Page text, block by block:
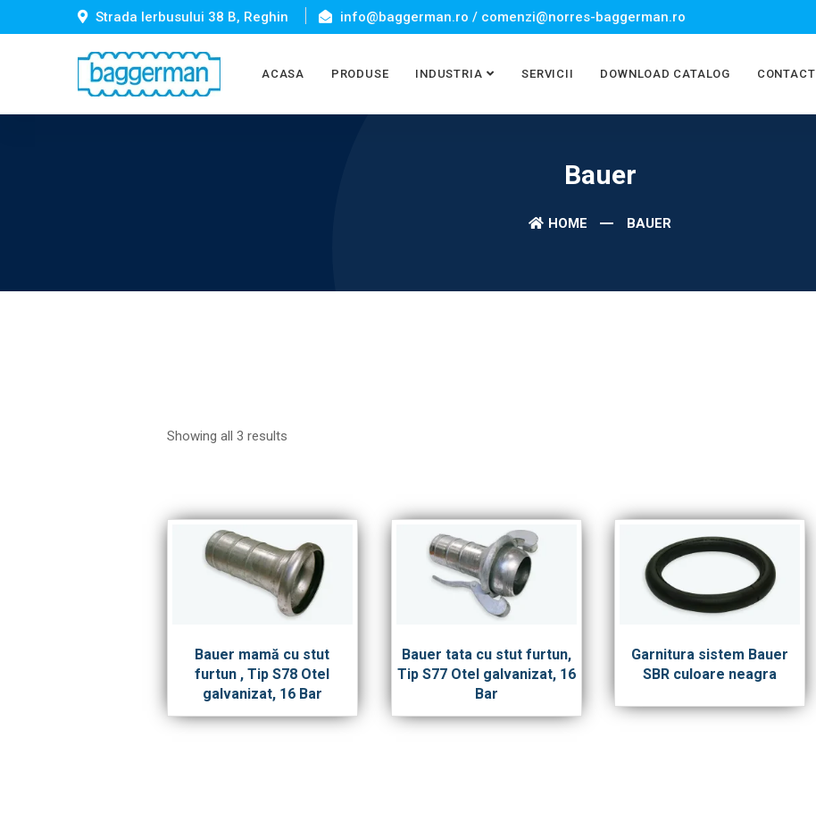
Strada Ierbusului 38 B, Reghin info@baggerman.ro / comenzi@norres-baggerman.ro
ACASA PRODUSE INDUSTRIA SERVICII DOWNLOAD CATALOG CONTACT
Bauer
HOME BAUER
Showing all 3 results
Bauer mamă cu stut
furtun , Tip S78 Otel
galvanizat, 16 Bar
Bauer tata cu stut furtun,
Tip S77 Otel galvanizat, 16
Bar
Garnitura sistem Bauer
SBR culoare neagra